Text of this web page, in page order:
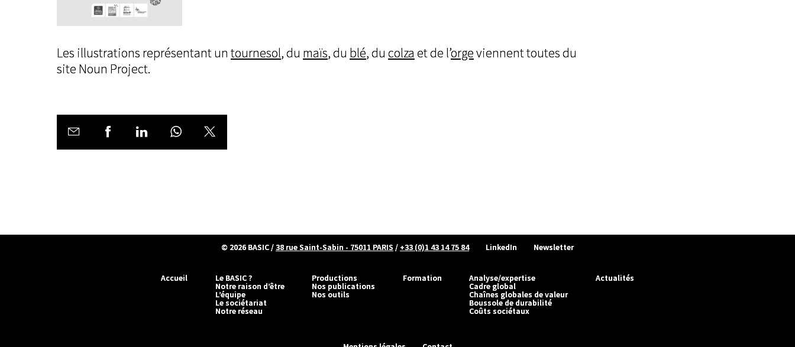
Les illustrations représentant un tournesol, du maïs, du blé, du colza et de l’orgeviennent toutes du
site Noun Project.
© 2026 BASIC/38 rue Saint-Sabin - 75011 PARIS / +33 (0)1 43 14 75 84 LinkedIn Newsletter
Accueil Le BASIC ?
Notre raison d’être
L’équipe
Le sociétariat
Notre réseau
Productions
Nos publications
Nos outils
Formation Analyse/expertise
Cadre global
Chaînes globales de valeur
Boussole de durabilité
Coûts sociétaux
Actualités